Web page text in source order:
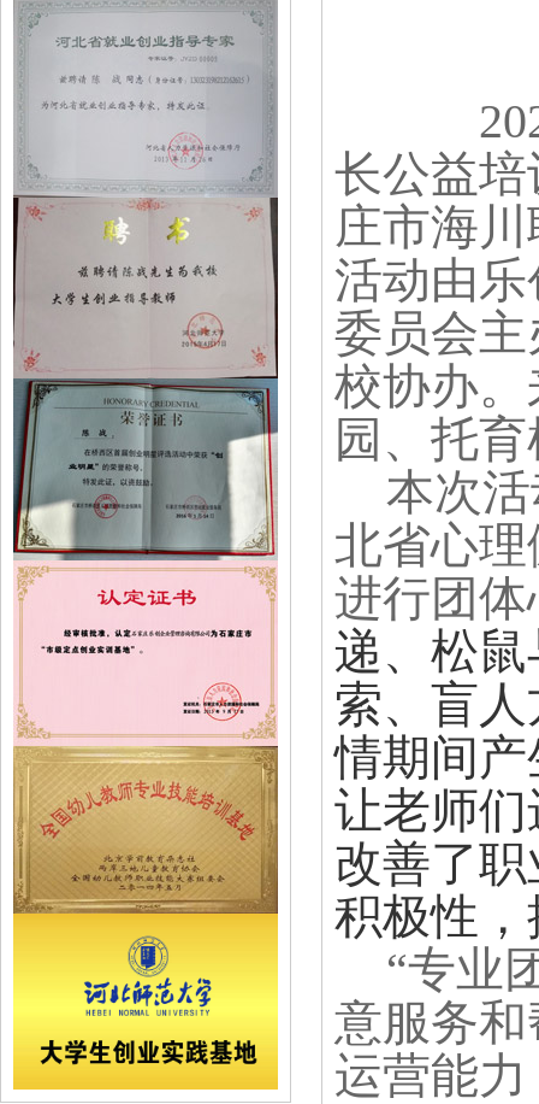
长公益
庄市海
活动由
委员会主
校协办
园、托
本次
北省心
进行团
递、松
索、盲
情期间
让老师
改善了
积极性
“专业
意服务
运营能